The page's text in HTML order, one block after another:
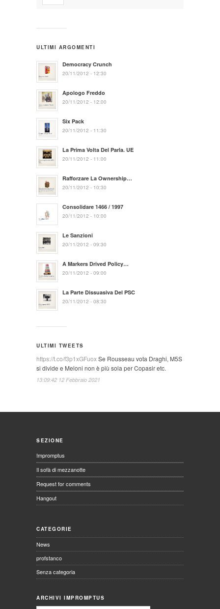
ULTIMI ARGOMENTI
Democracy Crunch
20/11/2012 - 12:30
Apologo Freddo
20/11/2012 - 12:00
Six Pack
20/11/2012 - 11:30
La Prima Volta Del Parla. UE
20/11/2012 - 11:00
Rafforzare La Ownership…
20/11/2012 - 10:30
Consolidare 1466 / 1997
20/11/2012 - 10:00
Le Sanzioni
20/11/2012 - 09:30
A Markers Drived Policy…
20/11/2012 - 09:00
La Parte Dissuasiva Del PSC
20/11/2012 - 08:30
ULTIMI TWEETS
https://t.co/f3p1xGFuoxSe Rousseau vota Draghi, M5S
si divide e Meloni non è più sola per Copasir etc.
13:09:42 12 Febbraio 2021
SEZIONE
Impromptus
Il sofà di mezzanotte
Request for comments
Hangout
CATEGORIE
News
profstanco
Senza categoria
ARCHIVI IMPROMPTUS